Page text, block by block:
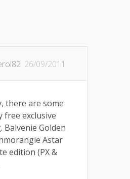
26/09/2011
there are some
free exclusive
Balvenie Golden
Astar
edition (PX &